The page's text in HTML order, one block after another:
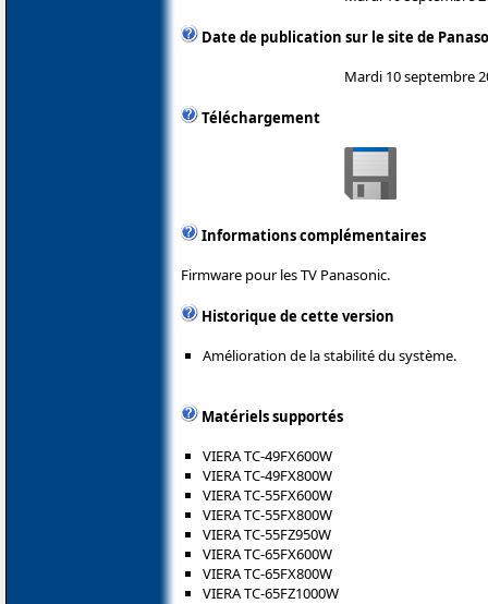
Date de publication sur le site de
Mardi 10 septembre
Téléchargement
Informations complémentaires
Firmware pour les TV Panasonic.
Historique de cette version
Amélioration de la stabilité du système.
Matériels supportés
VIERA TC-49FX600W
VIERA TC-49FX800W
VIERA TC-55FX600W
VIERA TC-55FX800W
VIERA TC-55FZ950W
VIERA TC-65FX600W
VIERA TC-65FX800W
VIERA TC-65FZ1000W